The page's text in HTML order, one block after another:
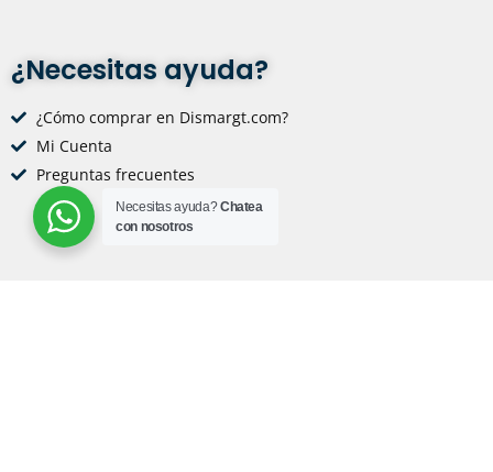
¿Necesitas ayuda?
¿Cómo comprar en Dismargt.com?
Mi Cuenta
Preguntas frecuentes
Necesitas ayuda?Chatea
con nosotros